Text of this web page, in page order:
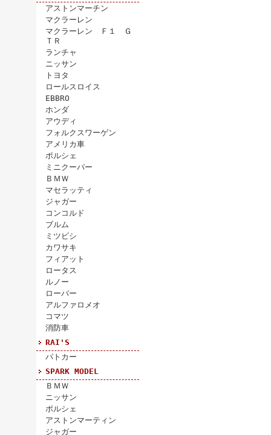
アストンマーチン
マクラーレン
マクラーレン Ｆ１ Ｇ
ＴＲ
ランチャ
ニッサン
トヨタ
ロールスロイス
EBBRO
ホンダ
アウディ
フォルクスワーゲン
アメリカ車
ポルシェ
ミニクーパー
ＢＭＷ
マセラッティ
ジャガー
コンコルド
ブルム
ミツビシ
カワサキ
フィアット
ロータス
ルノー
ローバー
アルファロメオ
コマツ
消防車
RAI'S
パトカー
SPARK MODEL
ＢＭＷ
ニッサン
ポルシェ
アストンマーティン
ジャガー